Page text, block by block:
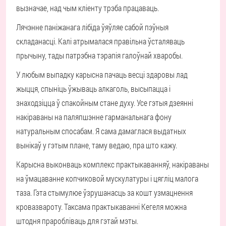
вызначае, над чым кліенту трэба працаваць.
Лячэнне паніжанага лібіда ўяўляе сабой пэўныя
складанасці. Калі атрымалася правільна ўсталяваць
прычыну, тады патрэбна тэрапія галоўнай хваробы.
У любым выпадку карысна пачаць весці здаровы лад
жыцця, спыніць ўжываць алкаголь, высыпацца і
знаходзіцца ў спакойным стане духу. Усе гэтыя дзеянні
накіраваны на паляпшэнне гарманальнага фону
натуральным спосабам. Я сама дамаглася выдатных
вынікаў у гэтым плане, таму ведаю, пра што кажу.
Карысна выконваць комплекс практыкаванняў, накіраваны
на ўмацаванне копчиковой мускулатуры і цягліц малога
таза. Гэта стымулюе ўзрушанасць за кошт узмацнення
кровазвароту. Таксама практыкаванні Кегеля можна
штодня праробліваць для гэтай мэты.